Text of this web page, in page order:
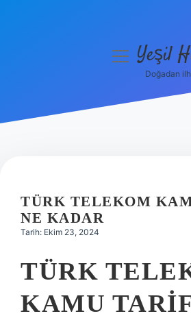
Hakkımızda
menüyüYeşil
Doğadan
TÜRK TELEKOM
NE KADAR
Tarih: Ekim 23, 2024
TÜRK
KAMU